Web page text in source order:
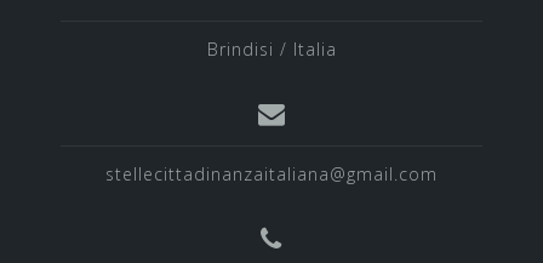
Brindisi / Italia
stellecittadinanzaitaliana@gmail.com